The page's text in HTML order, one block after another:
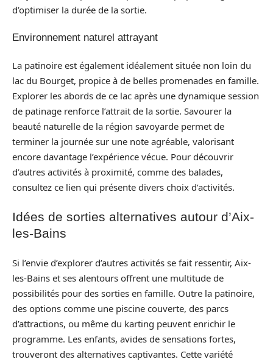
d’optimiser la durée de la sortie.
Environnement naturel attrayant
La patinoire est également idéalement située non loin du
lac du Bourget, propice à de belles promenades en famille.
Explorer les abords de ce lac après une dynamique session
de patinage renforce l’attrait de la sortie. Savourer la
beauté naturelle de la région savoyarde permet de
terminer la journée sur une note agréable, valorisant
encore davantage l’expérience vécue. Pour découvrir
d’autres activités à proximité, comme des balades,
consultez ce lien qui présente divers choix d’activités.
Idées de sorties alternatives autour d’Aix-
les-Bains
Si l’envie d’explorer d’autres activités se fait ressentir, Aix-
les-Bains et ses alentours offrent une multitude de
possibilités pour des sorties en famille. Outre la patinoire,
des options comme une piscine couverte, des parcs
d’attractions, ou même du karting peuvent enrichir le
programme. Les enfants, avides de sensations fortes,
trouveront des alternatives captivantes. Cette variété